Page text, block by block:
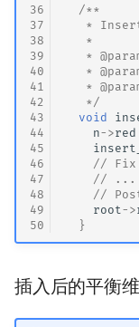
36
37
38
39
40
41
42
43
44
45
46
47
48
49
50
/**
*
   *
*
*
*
   */
void
n->red
// Fix
// ...
//
root->
}
插入后的平衡